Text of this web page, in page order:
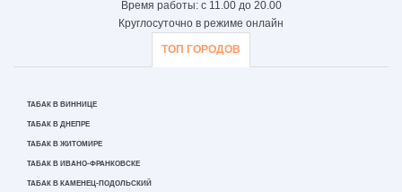
Время работы: с 11.00 до 20.00
Круглосуточно в режиме онлайн
ТОП ГОРОДОВ
ТАБАК В ВИННИЦЕ
ТАБАК В ДНЕПРЕ
ТАБАК В ЖИТОМИРЕ
ТАБАК В ИВАНО-ФРАНКОВСКЕ
ТАБАК В КАМЕНЕЦ-ПОДОЛЬСКИЙ